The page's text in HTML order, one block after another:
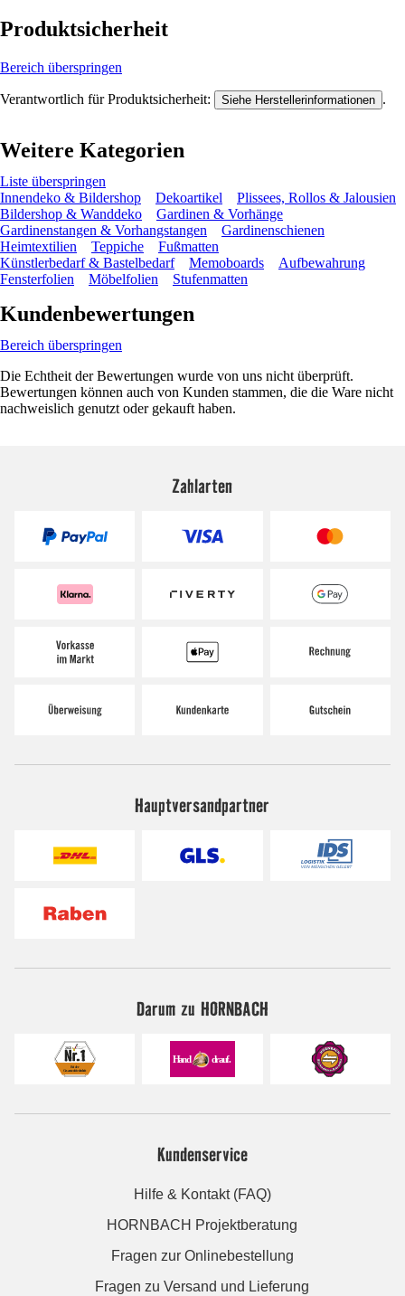
Produktsicherheit
Bereich überspringen
Verantwortlich für Produktsicherheit: Siehe Herstellerinformationen .
Weitere Kategorien
Liste überspringen
Innendeko & Bildershop
Dekoartikel
Plissees, Rollos & Jalousien
Bildershop & Wanddeko
Gardinen & Vorhänge
Gardinenstangen & Vorhangstangen
Gardinenschienen
Heimtextilien
Teppiche
Fußmatten
Künstlerbedarf & Bastelbedarf
Memoboards
Aufbewahrung
Fensterfolien
Möbelfolien Stufenmatten
Kundenbewertungen
Bereich überspringen
Die Echtheit der Bewertungen wurde von uns nicht überprüft.
Bewertungen können auch von Kunden stammen, die die Ware nicht
nachweislich genutzt oder gekauft haben.
Zahlarten
Hauptversandpartner
Darum zu HORNBACH
Kundenservice
Hilfe & Kontakt (FAQ)
HORNBACH Projektberatung
Fragen zur Onlinebestellung
Fragen zu Versand und Lieferung